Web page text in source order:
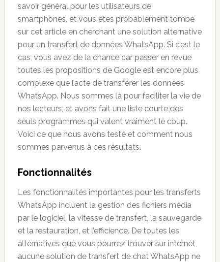
savoir général pour les utilisateurs de
smartphones, et vous êtes probablement tombé
sur cet article en cherchant une solution alternative
pour un transfert de données WhatsApp. Si c’est le
cas, vous avez de la chance car passer en revue
toutes les propositions de Google est encore plus
complexe que l’acte de transférer les données
WhatsApp. Nous sommes là pour faciliter la vie de
nos lecteurs, et avons fait une liste courte des
seuls programmes qui valent vraiment le coup.
Voici ce que nous avons testé et comment nous
sommes parvenus à ces résultats.
Fonctionnalités
Les fonctionnalités importantes pour les transferts
WhatsApp incluent la gestion des fichiers média
par le logiciel, la vitesse de transfert, la sauvegarde
et la restauration, et l’efficience. De toutes les
alternatives que vous pourrez trouver sur internet,
aucune solution de transfert de chat WhatsApp ne